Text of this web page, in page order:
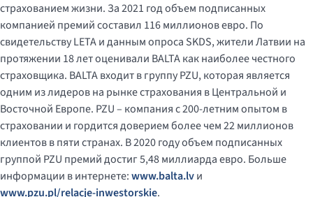
страхованием жизни. За 2021 год объем подписанных
компанией премий составил 116 миллионов евро. По
свидетельству LETA и данным опроса SKDS, жители Латвии на
протяжении 18 лет оценивали BALTA как наиболее честного
страховщика. BALTA входит в группу PZU, которая является
одним из лидеров на рынке страхования в Центральной и
Восточной Европе. PZU – компания с 200-летним опытом в
страховании и гордится доверием более чем 22 миллионов
клиентов в пяти странах. В 2020 году объем подписанных
группой PZU премий достиг 5,48 миллиарда евро. Больше
информации в интернете:www.balta.lvи
www.pzu.pl/relacje-inwestorskie.